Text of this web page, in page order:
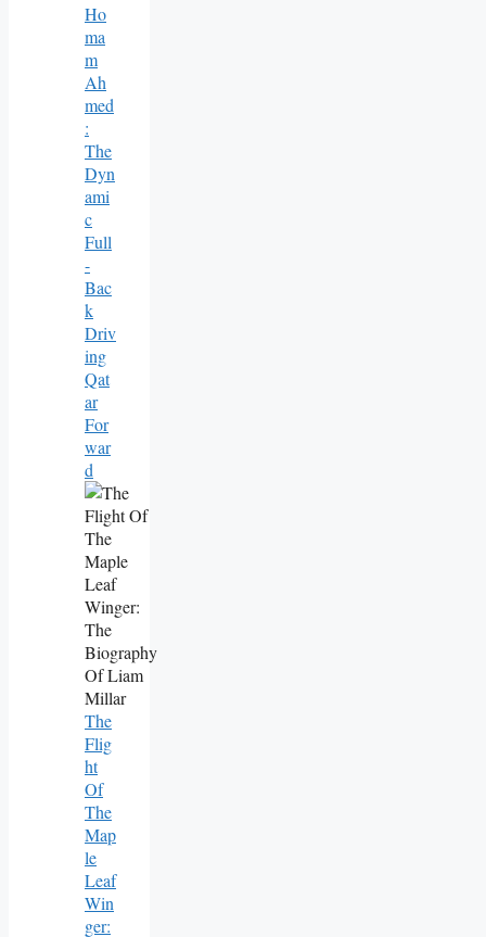
Ho
Ma
M
Ah
Med
:
The
Dyn
Ami
C
Full
-
Bac
K
Driv
Ing
Qat
Ar
For
War
D
The
Flig
Ht
Of
The
Map
Le
Leaf
Win
Ger: